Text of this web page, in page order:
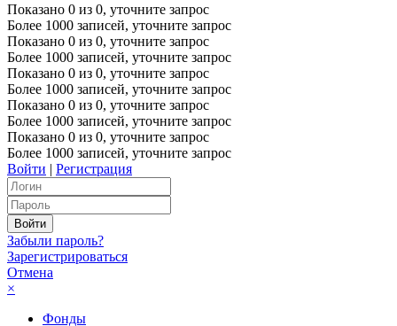
Показано 0 из 0, уточните запрос
Более 1000 записей, уточните запрос
Показано 0 из 0, уточните запрос
Более 1000 записей, уточните запрос
Показано 0 из 0, уточните запрос
Более 1000 записей, уточните запрос
Показано 0 из 0, уточните запрос
Более 1000 записей, уточните запрос
Показано 0 из 0, уточните запрос
Более 1000 записей, уточните запрос
Войти | Регистрация
Забыли пароль?
Зарегистрироваться
Отмена
×
Фонды